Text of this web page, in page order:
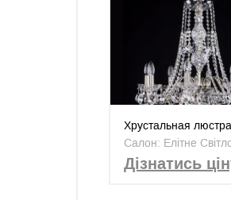
Xрустальная
VIII. nickel
Салон: Елітне
Дізнатись